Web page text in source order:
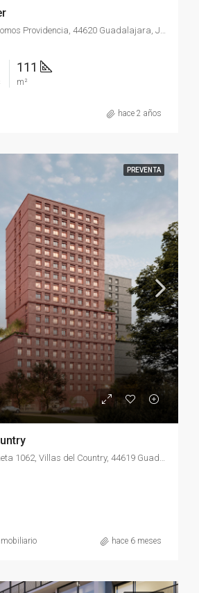
C. La Rioja 2889, Colomos Providencia, 44620 Guadalajara, Jal., México
111
m²
hace 2 años
PREVENTA
C. Pedro Antonio Buzeta 1062, Villas del Country, 44619 Guadalajara, Jal., México
hace 6 meses